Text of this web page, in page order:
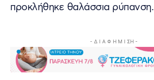
προκλήθηκε θαλάσσια ρύπανση.
- Δ Ι Α Φ Η Μ Ι ΣΗ -